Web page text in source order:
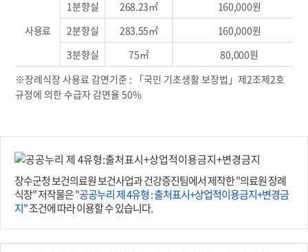
사용료
1분향실 268.23㎡
160,000원
2분향실
283.55㎡
160,000원
3분향실
75㎡
80,000원
※장례식장 사용료 감면기준 : 「국민 기초생활 보장법」제2조제2호
규정에 의한 수급자 감면율 50%
장수군청 보건의료원 보건사업과 건강증진팀에서 제작한 "의료원 장례
식장" 저작물은"공공누리 제 4유형 : 출처표시+상업적이용금지+변경금
지"조건에 따라 이용할 수 있습니다.